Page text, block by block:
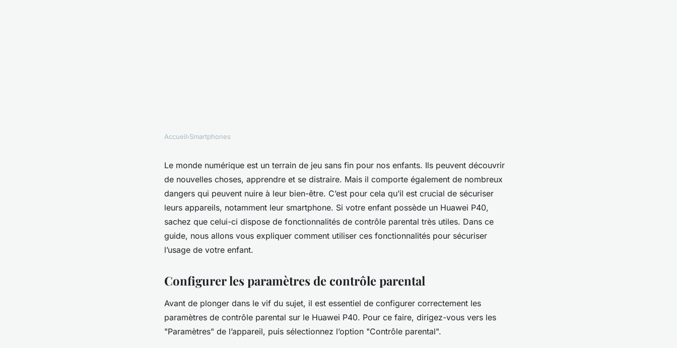
Comment utiliser les fonctionnalités
de contrôle parental sur un Huawei
P40 pour sécuriser l'usage des enfants
Accueil›Smartphones
Le monde numérique est un terrain de jeu sans fin pour nos enfants. Ils peuvent découvrir
de nouvelles choses, apprendre et se distraire. Mais il comporte également de nombreux
dangers qui peuvent nuire à leur bien-être. C’est pour cela qu’il est crucial de sécuriser
leurs appareils, notamment leur smartphone. Si votre enfant possède un Huawei P40,
sachez que celui-ci dispose de fonctionnalités de contrôle parental très utiles. Dans ce
guide, nous allons vous expliquer comment utiliser ces fonctionnalités pour sécuriser
l’usage de votre enfant.
Configurer les paramètres de contrôle parental
Avant de plonger dans le vif du sujet, il est essentiel de configurer correctement les
paramètres de contrôle parental sur le Huawei P40. Pour ce faire, dirigez-vous vers les
"Paramètres" de l’appareil, puis sélectionnez l’option "Contrôle parental".